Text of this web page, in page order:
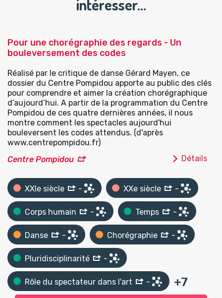
intéresser…
Pour une chorégraphie des regards - Un
bouleversement des codes
Réalisé par le critique de danse Gérard Mayen, ce
dossier du Centre Pompidou apporte au public des clés
pour comprendre et aimer la création chorégraphique
d’aujourd’hui. A partir de la programmation du Centre
Pompidou de ces quatre dernières années, il nous
montre comment les spectacles aujourd'hui
bouleversent les codes attendus. (d'après
www.centrepompidou.fr)
Centre Pompidou
Détails
XXIe siècle - XXe siècle -
Corps humain - Temps -
Danse - Chorégraphie -
Pluridisciplinarité -
Rôle du spectateur dans l'art - +7